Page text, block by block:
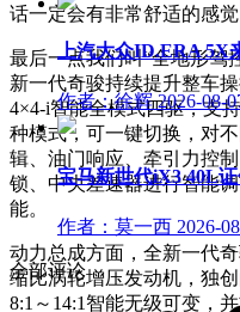
话一定会有非常舒适的感觉
最后一点我们叫“全地形驾
新一代奇骏持续提升整车
4×4-i智能全模式四驱，支
种模式，可一键切换，对
辑、油门响应、牵引力控
锁、中央差速器进行智能
能。
动力总成方面，全新一代
缩比涡轮增压发动机，独
8:1～14:1智能无级可变，
上汽大众ID.ERA
作者：徐辉 2026-08-
宝马新世代iX3 40L
作者：莫一西 2026-
全部评论